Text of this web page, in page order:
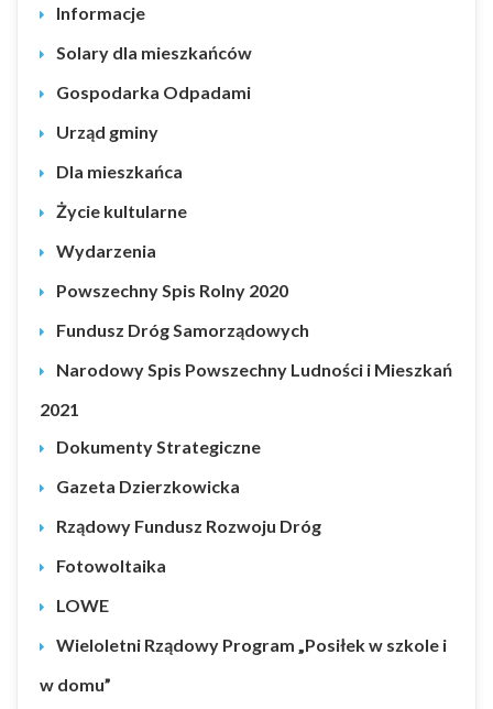
Informacje
Solary dla mieszkańców
Gospodarka Odpadami
Urząd gminy
Dla mieszkańca
Życie kultularne
Wydarzenia
Powszechny Spis Rolny 2020
Fundusz Dróg Samorządowych
Narodowy Spis Powszechny Ludności i Mieszkań
2021
Dokumenty Strategiczne
Gazeta Dzierzkowicka
Rządowy Fundusz Rozwoju Dróg
Fotowoltaika
LOWE
Wieloletni Rządowy Program „Posiłek w szkole i
w domu”